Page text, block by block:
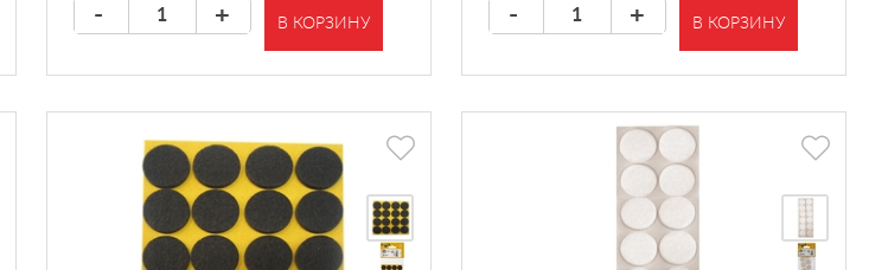
- + В КОРЗИНУ - + В КОРЗИНУ